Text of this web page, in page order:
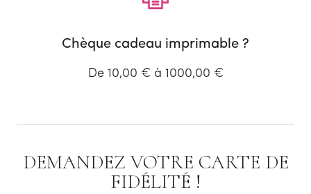
Chèque cadeau imprimable ?
De 10,00 € à 1000,00 €
DEMANDEZ VOTRE CARTE DE
FIDÉLITÉ !